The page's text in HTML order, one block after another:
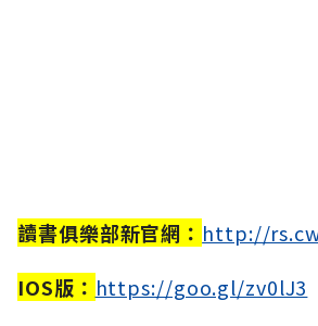
讀書俱樂部新官網： http://
IOS版： https://goo.gl/zv0lJ3